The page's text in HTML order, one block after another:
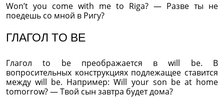
Won’t you come with me to Riga? — Разве ты не
поедешь со мной в Ригу?
ГЛАГОЛ TO BE
Глагол to be преображается в will be. В
вопросительных конструкциях подлежащее ставится
между will be. Например: Will your son be at home
tomorrow? — Твой сын завтра будет дома?